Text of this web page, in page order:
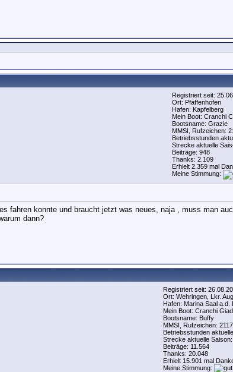
Registriert seit:
Ort: Pfaffenhofen
Hafen: Kapfelberg
Mein Boot: Cranchi
Bootsname: Grazie
MMSI, Rufzeichen:
Betriebsstunden
Strecke aktuelle
Beiträge: 948
Thanks: 2.109
Erhielt 2.359 mal
Meine Stimmung:
fahren konnte und braucht jetzt was neues, naja , muss man
dann?
Registriert seit:
Ort: Wehringen, Lkr.
Hafen: Marina Saal a.d.
Mein Boot: Cranchi
Bootsname: Buffy
MMSI, Rufzeichen:
Betriebsstunden
Strecke aktuelle
Beiträge: 11.564
Thanks: 20.048
Erhielt 15.901 mal
Meine Stimmung: